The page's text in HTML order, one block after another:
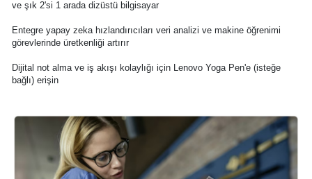
ve şık 2'si 1 arada dizüstü bilgisayar
Entegre yapay zeka hızlandırıcıları veri analizi ve makine öğrenimi
görevlerinde üretkenliği artırır
Dijital not alma ve iş akışı kolaylığı için Lenovo Yoga Pen'e (isteğe
bağlı) erişin